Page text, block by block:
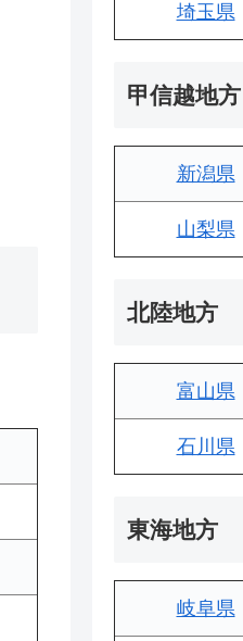
埼玉県
甲信越地方
新潟県
山梨県
北陸地方
富山県
石川県
東海地方
岐阜県